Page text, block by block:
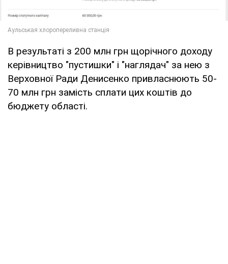
В результаті з 200 млн грн щорічного доходу
керівництво "пустишки" і "наглядач" за нею з
Верховної Ради Денисенко привласнюють 50-
70 млн грн замість сплати цих коштів до
бюджету області.